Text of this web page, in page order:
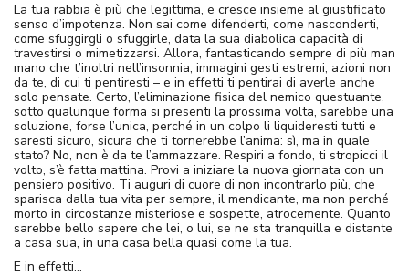
La tua rabbia è più che legittima, e cresce insieme al giustificato
senso d’impotenza. Non sai come difenderti, come nasconderti,
come sfuggirgli o sfuggirle, data la sua diabolica capacità di
travestirsi o mimetizzarsi. Allora, fantasticando sempre di più man
mano che t’inoltri nell’insonnia, immagini gesti estremi, azioni non
da te, di cui ti pentiresti – e in effetti ti pentirai di averle anche
solo pensate. Certo, l’eliminazione fisica del nemico questuante,
sotto qualunque forma si presenti la prossima volta, sarebbe una
soluzione, forse l’unica, perché in un colpo li liquideresti tutti e
saresti sicuro, sicura che ti tornerebbe l’anima: sì, ma in quale
stato? No, non è da te l’ammazzare. Respiri a fondo, ti stropicci il
volto, s’è fatta mattina. Provi a iniziare la nuova giornata con un
pensiero positivo. Ti auguri di cuore di non incontrarlo più, che
sparisca dalla tua vita per sempre, il mendicante, ma non perché
morto in circostanze misteriose e sospette, atrocemente. Quanto
sarebbe bello sapere che lei, o lui, se ne sta tranquilla e distante
a casa sua, in una casa bella quasi come la tua.
E in effetti…